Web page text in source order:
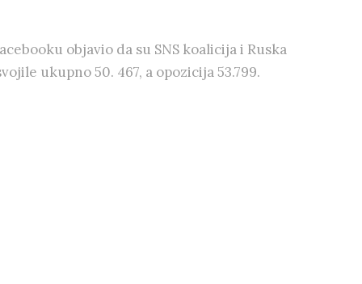
objavio da su SNS koalicija i Ruska
ukupno 50. 467, a opozicija 53.799.